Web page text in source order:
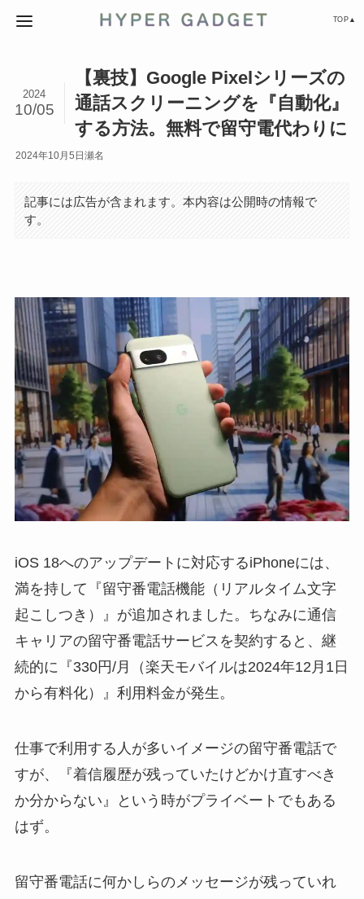
TOP▲
【裏技】Google Pixelシリーズの
通話スクリーニングを『自動化』
する方法。無料で留守電代わりに
2024
10/05
2024年10月5日 瀬名
記事には広告が含まれます。本内容は公開時の情報で
す。
iOS 18へのアップデートに対応するiPhoneには、
満を持して『留守番電話機能（リアルタイム文字
起こしつき）』が追加されました。ちなみに通信
キャリアの留守番電話サービスを契約すると、継
続的に『330円/月（楽天モバイルは2024年12月1日
から有料化）』利用料金が発生。
仕事で利用する人が多いイメージの留守番電話で
すが、『着信履歴が残っていたけどかけ直すべき
か分からない』という時がプライベートでもある
はず。
留守番電話に何かしらのメッセージが残っていれ